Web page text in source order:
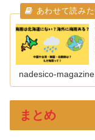
nadesico-
まとめ